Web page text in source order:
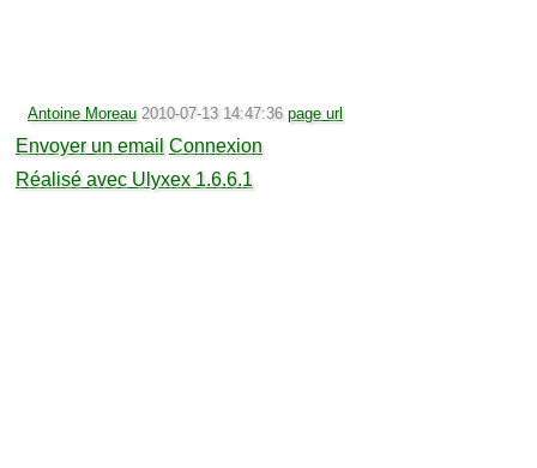
Antoine Moreau 2010-07-13 14:47:36 page url
Envoyer un email Connexion
Réalisé avec Ulyxex 1.6.6.1